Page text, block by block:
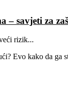
– savjeti za
rizik...